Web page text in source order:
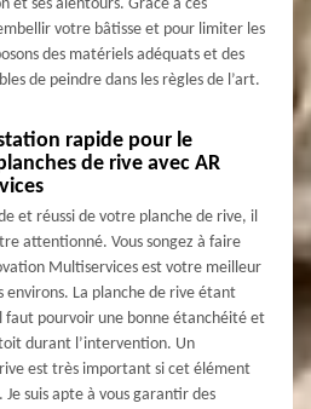
et ses alentours. Grâce à ces
votre bâtisse et pour limiter les
des matériels adéquats et des
de peindre dans les règles de l’art.
rapide pour le
de rive avec AR
et réussi de votre planche de rive, il
attentionné. Vous songez à faire
Multiservices est votre meilleur
La planche de rive étant
faut pourvoir une bonne étanchéité et
durant l’intervention. Un
est très important si cet élément
suis apte à vous garantir des